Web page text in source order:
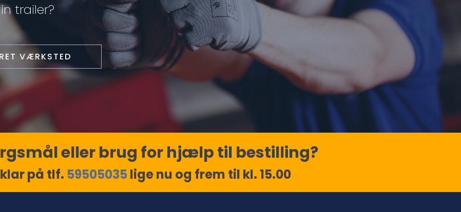
trailer?
VÆRKSTED
eller brug for hjælp til bestilling?
på tlf. 59505035 lige nu og frem til kl. 15.00